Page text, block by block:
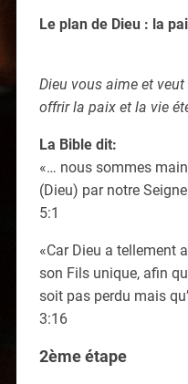
Le plan de Dieu : la
Dieu vous aime et veut
offrir la paix et la vie
La Bible dit:
«… nous sommes
(Dieu) par notre
5:1
«Car Dieu a tellement
son Fils unique, afin
soit pas perdu mais
3:16
2ème étape